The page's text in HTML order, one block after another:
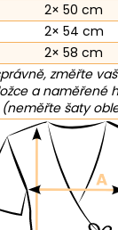
2× 50 cm
2× 54 cm
2× 58 cm
změřte
a naměřené
šaty